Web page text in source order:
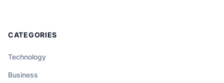
CATEGORIES
Technology
Business